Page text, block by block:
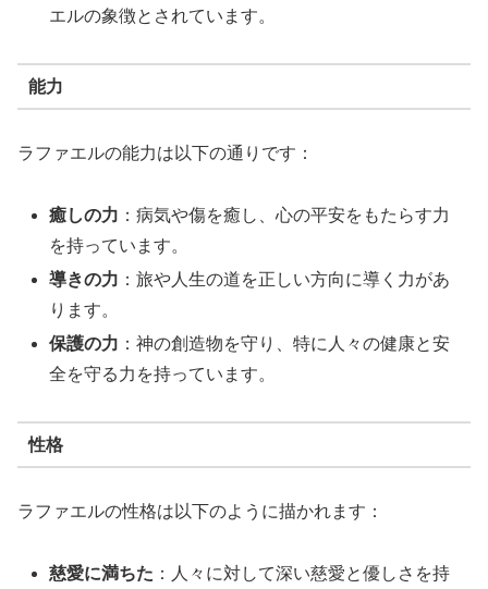
エルの象徴とされています。
能力
ラファエルの能力は以下の通りです：
癒しの力 ：病気や傷を癒し、心の平安をもたらす力
を持っています。
導きの力 ：旅や人生の道を正しい方向に導く力があ
ります。
保護の力 ：神の創造物を守り、特に人々の健康と安
全を守る力を持っています。
性格
ラファエルの性格は以下のように描かれます：
慈愛に満ちた ：人々に対して深い慈愛と優しさを持